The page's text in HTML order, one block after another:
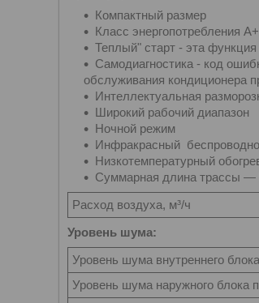
Компактный размер
Класс энергопотребления
Теплый" старт - эта
Самодиагностика - код
обслуживания кондиционера
Интеллектуальная
Широкий рабочий диапазон
Ночной режим
Инфракрасный
Низкотемпературный
Суммарная длина трассы
Расход воздуха, м³/ч
Уровень шума:
Уровень шума внутреннего
Уровень шума наружного блока